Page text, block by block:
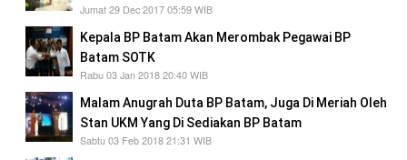
Jumat 29 Dec 2017 05:59 WIB
Kepala BP Batam Akan Merombak Pegawai BP
Batam SOTK
Rabu 03 Jan 2018 20:40 WIB
Malam Anugrah Duta BP Batam, Juga Di Meriah Oleh
Stan UKM Yang Di Sediakan BP Batam
Sabtu 03 Feb 2018 21:31 WIB